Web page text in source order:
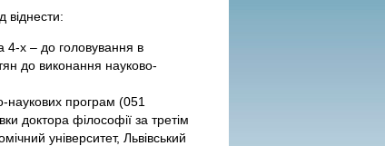
віднести:
4-х – до головування в
до виконання науково-
наукових програм (051
доктора філософії за третім
університет, Львівський